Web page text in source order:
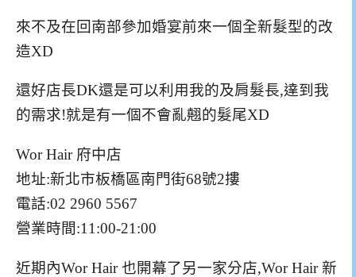
來不及在回南部參加婚宴前來一個全新髮型的改
造XD
還好店長DK還是可以利用我的及肩髮長,達到我
的需求!就是有一個不會亂翹的髮尾XD
Wor Hair 府中店
地址:新北市板橋區南門街68號2摟
電話:02 2960 5567
營業時間:11:00-21:00
近期內Wor Hair 也開幕了另一家分店,Wor Hair 新